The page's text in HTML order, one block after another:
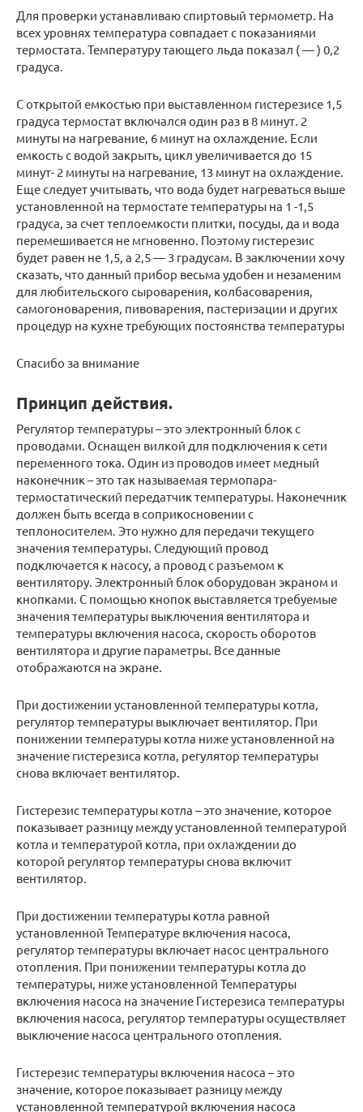
Для проверки устанавливаю спиртовый термометр. На
всех уровнях температура совпадает с показаниями
термостата. Температуру тающего льда показал ( — ) 0,2
градуса.
С открытой емкостью при выставленном гистерезисе 1,5
градуса термостат включался один раз в 8 минут. 2
минуты на нагревание, 6 минут на охлаждение. Если
емкость с водой закрыть, цикл увеличивается до 15
минут- 2 минуты на нагревание, 13 минут на охлаждение.
Еще следует учитывать, что вода будет нагреваться выше
установленной на термостате температуры на 1 -1,5
градуса, за счет теплоемкости плитки, посуды, да и вода
перемешивается не мгновенно. Поэтому гистерезис
будет равен не 1,5, а 2,5 — 3 градусам. В заключении хочу
сказать, что данный прибор весьма удобен и незаменим
для любительского сыроварения, колбасоварения,
самогоноварения, пивоварения, пастеризации и других
процедур на кухне требующих постоянства температуры
Спасибо за внимание
Принцип действия.
Регулятор температуры – это электронный блок с
проводами. Оснащен вилкой для подключения к сети
переменного тока. Один из проводов имеет медный
наконечник – это так называемая термопара-
термостатический передатчик температуры. Наконечник
должен быть всегда в соприкосновении с
теплоносителем. Это нужно для передачи текущего
значения температуры. Следующий провод
подключается к насосу, а провод с разъемом к
вентилятору. Электронный блок оборудован экраном и
кнопками. С помощью кнопок выставляется требуемые
значения температуры выключения вентилятора и
температуры включения насоса, скорость оборотов
вентилятора и другие параметры. Все данные
отображаются на экране.
При достижении установленной температуры котла,
регулятор температуры выключает вентилятор. При
понижении температуры котла ниже установленной на
значение гистерезиса котла, регулятор температуры
снова включает вентилятор.
Гистерезис температуры котла – это значение, которое
показывает разницу между установленной температурой
котла и температурой котла, при охлаждении до
которой регулятор температуры снова включит
вентилятор.
При достижении температуры котла равной
установленной Температуре включения насоса,
регулятор температуры включает насос центрального
отопления. При понижении температуры котла до
температуры, ниже установленной Температуры
включения насоса на значение Гистерезиса температуры
включения насоса, регулятор температуры осуществляет
выключение насоса центрального отопления.
Гистерезис температуры включения насоса – это
значение, которое показывает разницу между
установленной температурой включения насоса